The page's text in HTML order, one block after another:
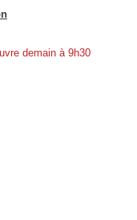
demain à 9h30